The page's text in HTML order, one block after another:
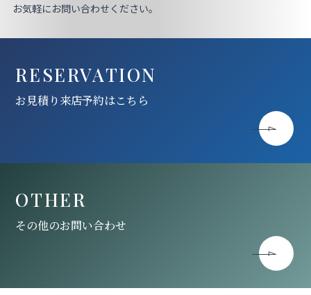
お気軽にお問い合わせください。
RESERVATION
お見積り来店予約はこちら
OTHER
その他のお問い合わせ